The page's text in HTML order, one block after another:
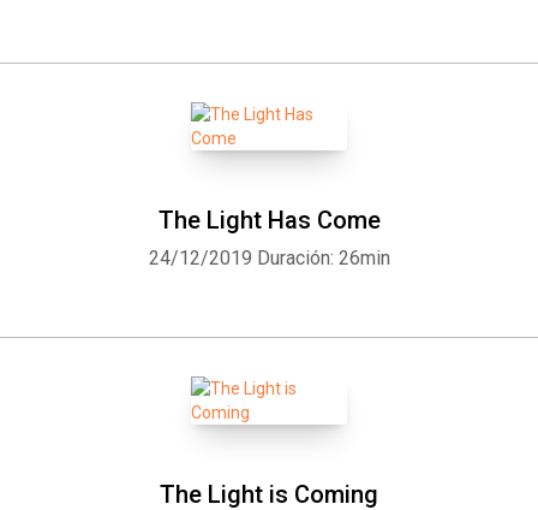
The Light Has Come
24/12/2019 Duración: 26min
The Light is Coming